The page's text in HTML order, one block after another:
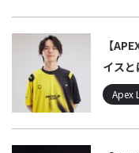
【
イス
Apex